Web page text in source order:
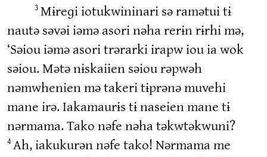
3 Mɨreɡi iotukwininari sə ramətui tɨ
nautə səvəi iəmə asori nəha rerɨn rɨrhi mə,
‘Səiou iəmə asori trərarki irapw iou ia wok
səiou. Mətə nɨskaiien səiou rəpwəh
nəmwhenien mə takeri tɨprənə muvehi
mane irə. Iakamaurɨs tɨ naseien mane tɨ
nərmama. Tako nəfe nəha təkwtəkwuni?
4 Ah, iakukurən nəfe tako! Nərmama me